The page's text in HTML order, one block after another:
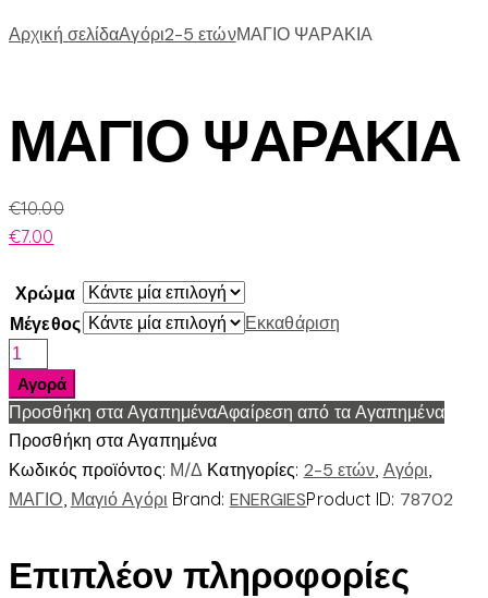
Αρχική σελίδαΑγόρι2-5 ετώνΜΑΓΙΟ ΨΑΡΑΚΙΑ
ΜΑΓΙΟ ΨΑΡΑΚΙΑ
€10.00
€7.00
Χρώμα
Μέγεθος
Εκκαθάριση
ΜΑΓΙΟ
ΨΑΡΑΚΙΑ
ποσότητα
Αγορά
Προσθήκη στα ΑγαπημέναΑφαίρεση από τα Αγαπημένα
Προσθήκη στα Αγαπημένα
Κωδικός προϊόντος: Μ/Δ Κατηγορίες: 2-5 ετών, Αγόρι,
ΜΑΓΙΟ, Μαγιό Αγόρι Brand: ENERGIESProduct ID: 78702
Επιπλέον πληροφορίες